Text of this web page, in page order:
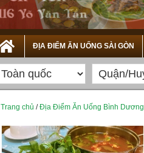
ĐỊA ĐIỂM ĂN UỐNG SÀI GÒN
Trang chủ /Địa Điểm Ăn Uống Bình Dương